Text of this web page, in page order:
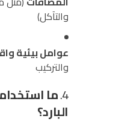
والتآكل)
عوامل بيئية
والتركيب
4. ما
البارد؟